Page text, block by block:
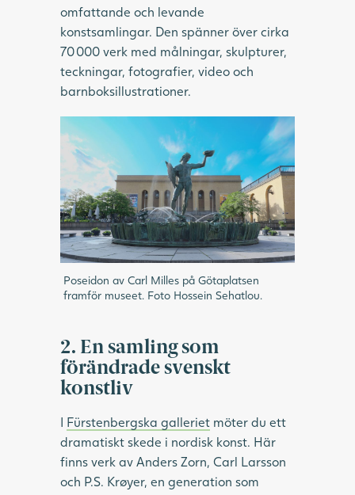
omfattande och levande
konstsamlingar. Den spänner över cirka
70 000 verk med målningar, skulpturer,
teckningar, fotografier, video och
barnboksillustrationer.
Poseidon av Carl Milles på Götaplatsen
framför museet. Foto Hossein Sehatlou.
2. En samling som
förändrade svenskt
konstliv
I Fürstenbergska galleriet möter du ett
dramatiskt skede i nordisk konst. Här
finns verk av Anders Zorn, Carl Larsson
och P.S. Krøyer, en generation som